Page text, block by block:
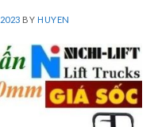
BY HUYEN